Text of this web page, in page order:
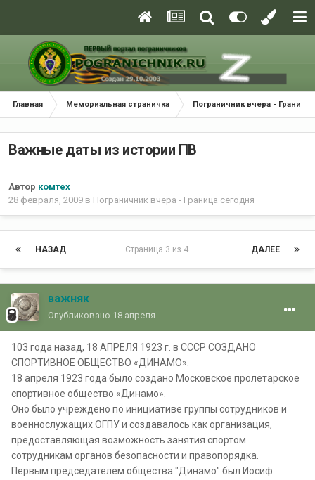
Главная Мемориальная страничка Пограничник вчера - Граница
Важные даты из истории ПВ
Автор комтех
28 февраля, 2009 в Пограничник вчера - Граница сегодня
НАЗАД ДАЛЕЕ
Страница 3 из 4
важняк
Опубликовано 18 апреля
103 года назад, 18 АПРЕЛЯ 1923 г. в СССР СОЗДАНО
СПОРТИВНОЕ ОБЩЕСТВО «ДИНАМО».
18 апреля 1923 года было создано Московское пролетарское
спортивное общество «Динамо».
Оно было учреждено по инициативе группы сотрудников и
военнослужащих ОГПУ и создавалось как организация,
предоставляющая возможность занятия спортом
сотрудникам органов безопасности и правопорядка.
Первым председателем общества "Динамо" был Иосиф